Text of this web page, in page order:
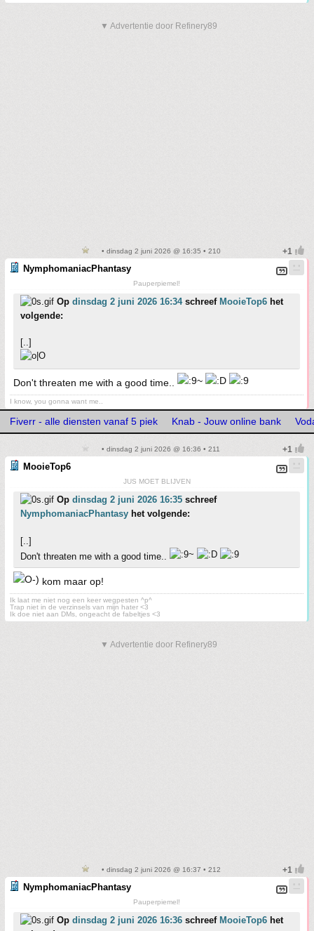
▼ Advertentie door Refinery89
• dinsdag 2 juni 2026 @ 16:35 • 210
NymphomaniacPhantasy
Pauperpiemel!
Op dinsdag 2 juni 2026 16:34schreef MooieTop6 het
volgende:
[..]
Don't threaten me with a good time..
I know, you gonna want me..
Fiverr - alle diensten vanaf 5 piek Knab - Jouw online bank
• dinsdag 2 juni 2026 @ 16:36 • 211
MooieTop6
JUS MOET BLIJVEN
Op dinsdag 2 juni 2026 16:35 schreef
NymphomaniacPhantasy het volgende:
[..]
Don't threaten me with a good time..
kom maar op!
Ik laat me niet nog een keer wegpesten ^p^
Trap niet in de verzinsels van mijn hater <3
Ik doe niet aan DMs, ongeacht de fabeltjes <3
▼ Advertentie door Refinery89
• dinsdag 2 juni 2026 @ 16:37 • 212
NymphomaniacPhantasy
Pauperpiemel!
Op dinsdag 2 juni 2026 16:36 schreef MooieTop6 het